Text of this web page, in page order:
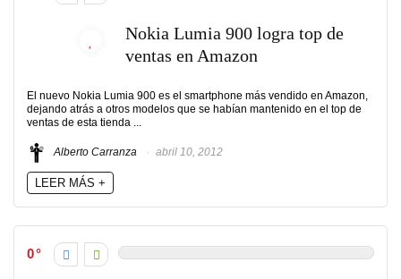
Nokia Lumia 900 logra top de
ventas en Amazon
El nuevo Nokia Lumia 900 es el smartphone más vendido en Amazon,
dejando atrás a otros modelos que se habían mantenido en el top de
ventas de esta tienda ...
Alberto Carranza abril 10, 2012
LEER MÁS +
0